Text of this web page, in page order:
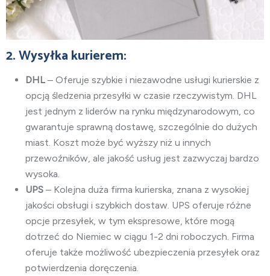
2. Wysyłka kurierem:
DHL – Oferuje szybkie i niezawodne usługi kurierskie z
opcją śledzenia przesyłki w czasie rzeczywistym. DHL
jest jednym z liderów na rynku międzynarodowym, co
gwarantuje sprawną dostawę, szczególnie do dużych
miast. Koszt może być wyższy niż u innych
przewoźników, ale jakość usług jest zazwyczaj bardzo
wysoka.
UPS – Kolejna duża firma kurierska, znana z wysokiej
jakości obsługi i szybkich dostaw. UPS oferuje różne
opcje przesyłek, w tym ekspresowe, które mogą
dotrzeć do Niemiec w ciągu 1-2 dni roboczych. Firma
oferuje także możliwość ubezpieczenia przesyłek oraz
potwierdzenia doręczenia.